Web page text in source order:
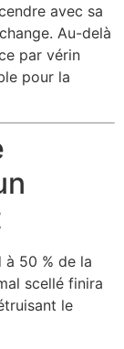
avec sa
Au-delà
par vérin
pour la
à 50 % de la
scellé finira
le